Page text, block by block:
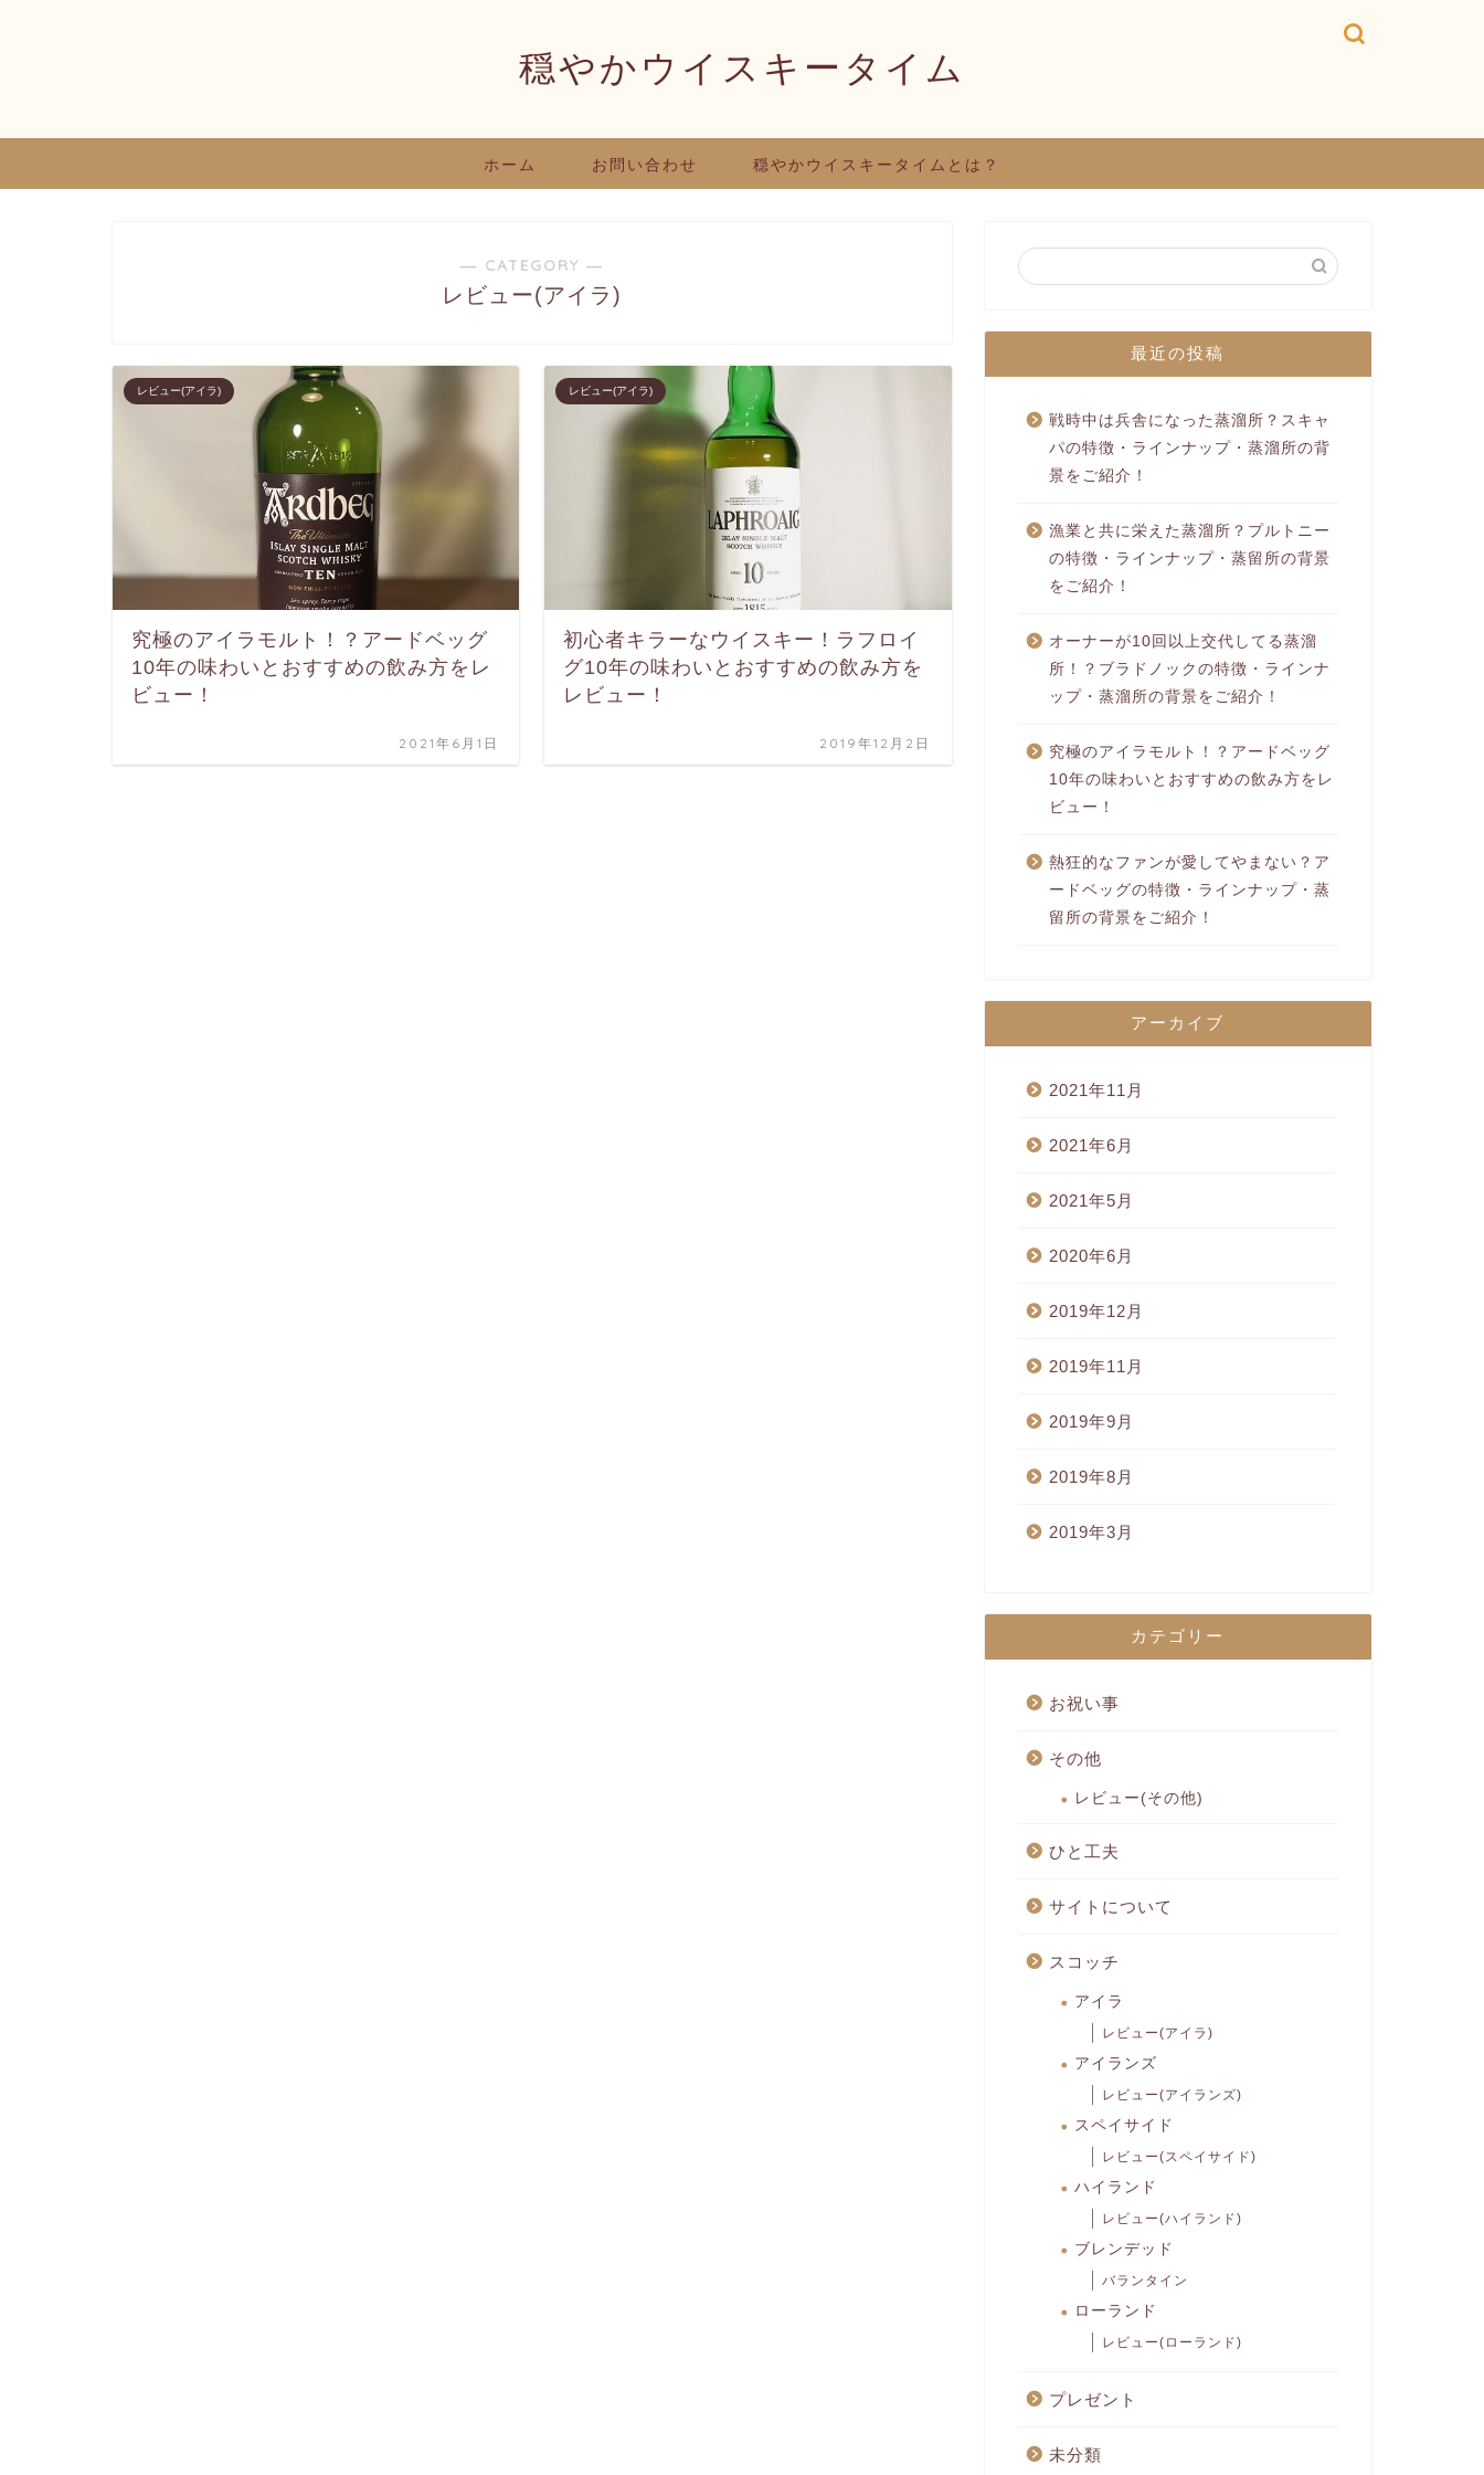
穏やかウイスキータイム
ホーム お問い合わせ 穏やかウイスキータイムとは？
― CATEGORY ―
レビュー(アイラ)
レビュー(アイラ)
究極のアイラモルト！？アードベッグ
10年の味わいとおすすめの飲み方をレ
ビュー！
2021年6月1日
レビュー(アイラ)
初心者キラーなウイスキー！ラフロイ
グ10年の味わいとおすすめの飲み方を
レビュー！
2019年12月2日
最近の投稿
戦時中は兵舎になった蒸溜所？スキャ
パの特徴・ラインナップ・蒸溜所の背
景をご紹介！
漁業と共に栄えた蒸溜所？プルトニー
の特徴・ラインナップ・蒸留所の背景
をご紹介！
オーナーが10回以上交代してる蒸溜
所！？ブラドノックの特徴・ラインナ
ップ・蒸溜所の背景をご紹介！
究極のアイラモルト！？アードベッグ
10年の味わいとおすすめの飲み方をレ
ビュー！
熱狂的なファンが愛してやまない？ア
ードベッグの特徴・ラインナップ・蒸
留所の背景をご紹介！
アーカイブ
2021年11月
2021年6月
2021年5月
2020年6月
2019年12月
2019年11月
2019年9月
2019年8月
2019年3月
カテゴリー
お祝い事
その他
レビュー(その他)
ひと工夫
サイトについて
スコッチ
アイラ
レビュー(アイラ)
アイランズ
レビュー(アイランズ)
スペイサイド
レビュー(スペイサイド)
ハイランド
レビュー(ハイランド)
ブレンデッド
バランタイン
ローランド
レビュー(ローランド)
プレゼント
未分類